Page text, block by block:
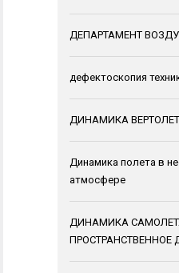
ДЕПАРТАМЕНТ
дефектоскопия
ДИНАМИКА
Динамика полета в
атмосфере
ДИНАМИКА
ПРОСТРАНСТВЕННОЕ